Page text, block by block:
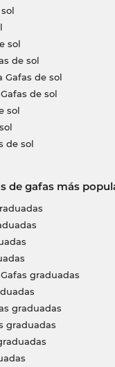
sol
de sol
Gafas de sol
de sol
sol
de sol
de gafas más
graduadas
graduadas
graduadas